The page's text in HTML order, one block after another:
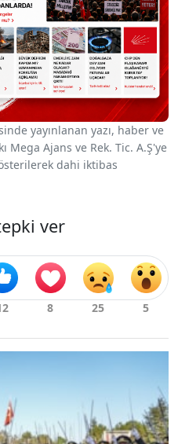
yayınlanan yazı, haber ve
Ajans ve Rek. Tic. A.Ş'ye
dahi iktibas
ver